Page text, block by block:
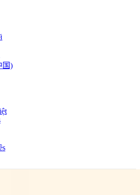
国)